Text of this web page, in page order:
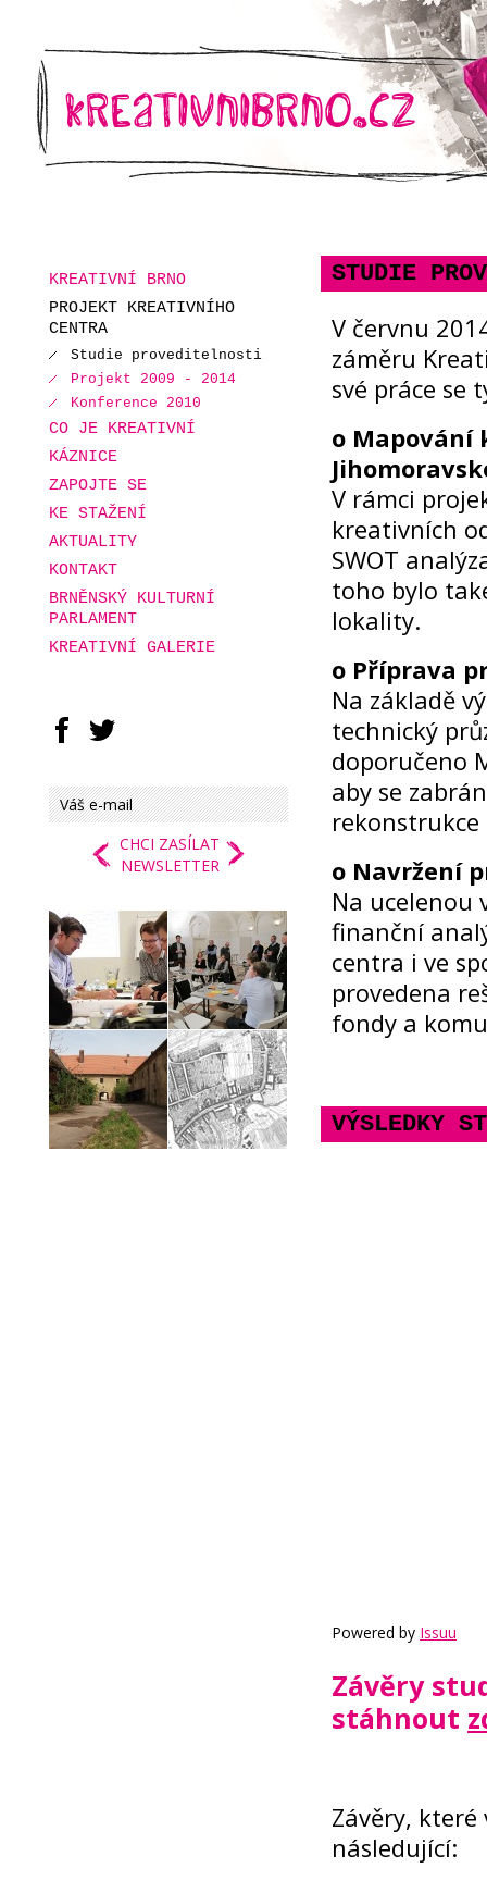
STUDIE
V červnu
záměru
své práce se
o Mapování
V rámci
kreativních
SWOT
toho bylo
lokality.
o Příprava
Na základě
technický
doporučeno
aby se
rekonstrukce
o Navržení
Na ucelenou
finanční
centra i ve
provedena
fondy a
VÝSLEDKY
Powered by Issuu
Závěry
stáhnout
Závěry,
následující:
KREATIVNÍ BRNO
PROJEKT KREATIVNÍHO
CENTRA
Studie proveditelnosti
Projekt 2009 - 2014
Konference 2010
CO JE KREATIVNÍ
KÁZNICE
ZAPOJTE SE
KE STAŽENÍ
AKTUALITY
KONTAKT
BRNĚNSKÝ KULTURNÍ
PARLAMENT
KREATIVNÍ GALERIE
CHCI ZASÍLAT
NEWSLETTER